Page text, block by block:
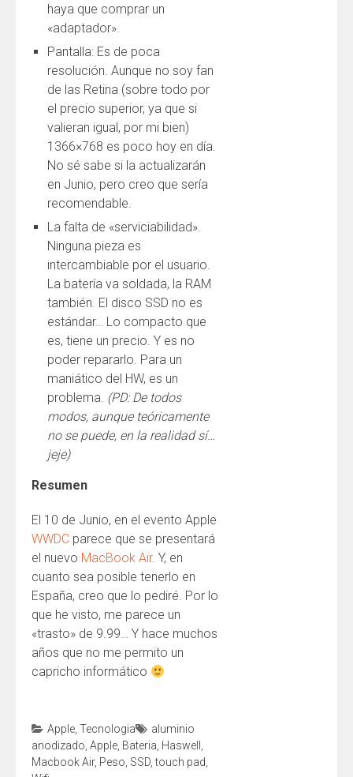
haya que comprar un
«adaptador».
Pantalla: Es de poca
resolución. Aunque no soy fan
de las Retina (sobre todo por
el precio superior, ya que si
valieran igual, por mi bien)
1366×768 es poco hoy en día.
No sé sabe si la actualizarán
en Junio, pero creo que sería
recomendable.
La falta de «serviciabilidad».
Ninguna pieza es
intercambiable por el usuario.
La batería va soldada, la RAM
también. El disco SSD no es
estándar… Lo compacto que
es, tiene un precio. Y es no
poder repararlo. Para un
maniático del HW, es un
problema. (PD: De todos
modos, aunque teóricamente
no se puede, en la realidad sí…
jeje)
Resumen
El 10 de Junio, en el evento Apple
WWDC parece que se presentará
el nuevo MacBook Air. Y, en
cuanto sea posible tenerlo en
España, creo que lo pediré. Por lo
que he visto, me parece un
«trasto» de 9.99… Y hace muchos
años que no me permito un
capricho informático
Apple Tecnologia
aluminio
anodizado Apple Bateria Haswell
Macbook Air, Peso SSD ,touch pad